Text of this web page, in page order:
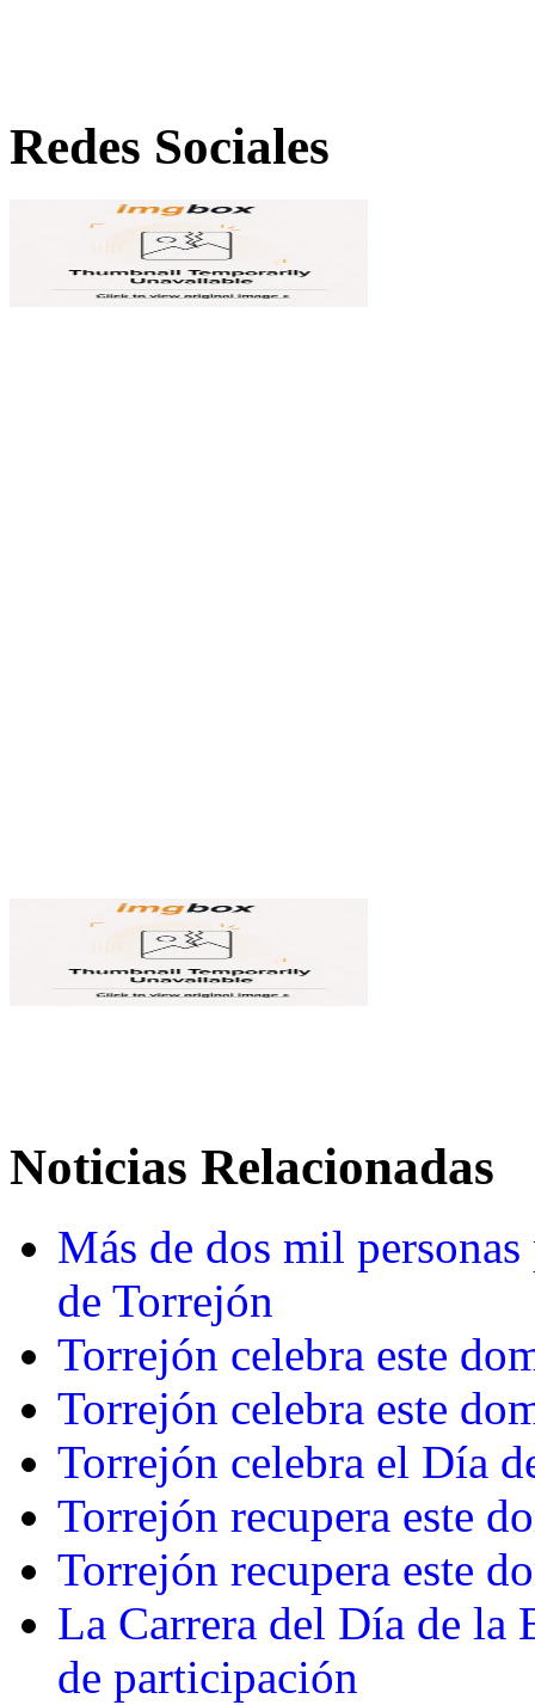
Redes Sociales
Noticias Relacionadas
Más de dos mil
de Torrejón
Torrejón celebra este
Torrejón celebra este
Torrejón celebra el Día
Torrejón recupera este
Torrejón recupera este
La Carrera del Día de la
de participación